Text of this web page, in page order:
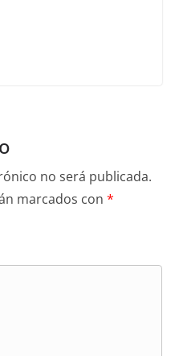
no será publicada.
marcados con *